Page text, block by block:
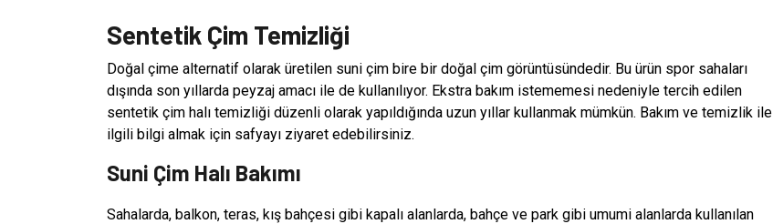
Sentetik Çim Temizliği
Doğal çime alternatif olarak üretilen suni çim bire bir doğal çim görüntüsündedir. Bu ürün spor sahaları
dışında son yıllarda peyzaj amacı ile de kullanılıyor. Ekstra bakım istememesi nedeniyle tercih edilen
sentetik çim halı temizliği düzenli olarak yapıldığında uzun yıllar kullanmak mümkün. Bakım ve temizlik ile
ilgili bilgi almak için safyayı ziyaret edebilirsiniz.
Suni Çim Halı Bakımı
Sahalarda, balkon, teras, kış bahçesi gibi kapalı alanlarda, bahçe ve park gibi umumi alanlarda kullanılan